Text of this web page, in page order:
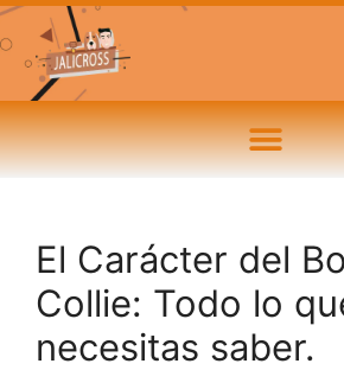
El Carácter del
Collie: Todo lo
necesitas saber.